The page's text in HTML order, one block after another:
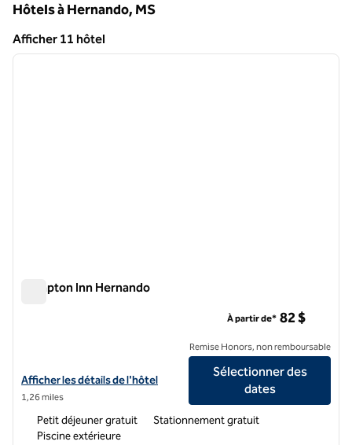
Hôtels à Hernando, MS
Afficher 11 hôtel
Afficher 11 hôtel
1 sur 12
Hampton Inn Hernando
Afficher les détails de l'hôtel Hampton Inn Hernando
Afficher les détails de l'hôtel
1,26 miles
À partir de* 82 $
Remise Honors, non remboursable
Sélectionner des
dates
Petit déjeuner gratuit
Stationnement gratuit
Piscine extérieure